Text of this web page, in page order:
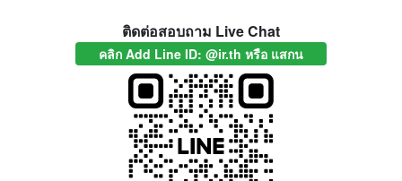
ติดต่อสอบถาม Live Chat
คลิก Add Line ID: @ir.th หรือ แสกน